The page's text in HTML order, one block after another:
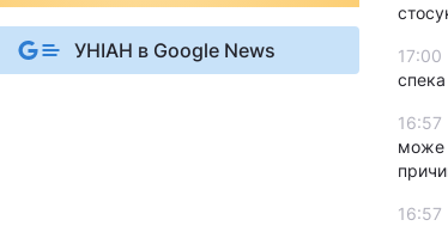
УНІАН в Google News 17:00
спека
16:57
може
16:57